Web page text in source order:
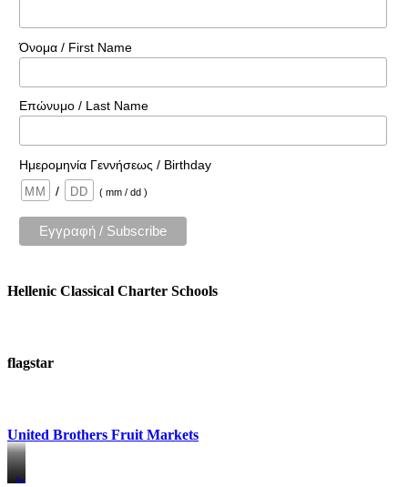
Όνομα / First Name
Επώνυμο / Last Name
Ημερομηνία Γεννήσεως / Birthday
/
( mm / dd )
Hellenic Classical Charter Schools
flagstar
United Brothers Fruit Markets
https://www.unitedbrothersfruitmarkets.com/
https://www.unitedbrothersfruitmarkets.com/